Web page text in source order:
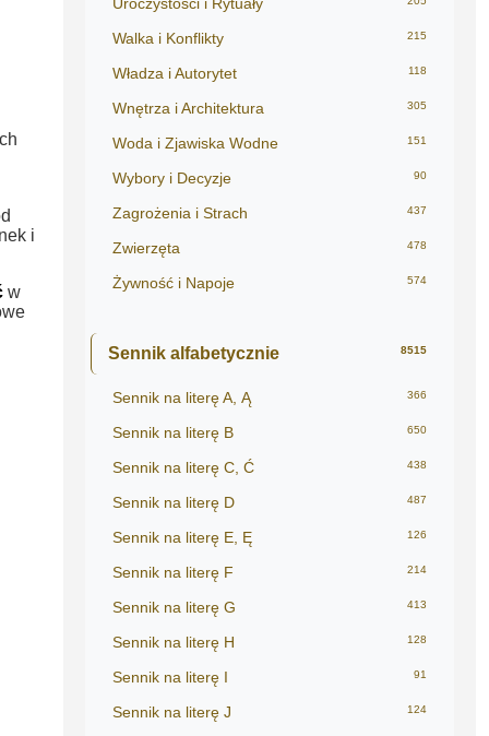
i
w
Walka i Konflikty 215
Władza i Autorytet 118
Wnętrza i Architektura 305
Woda i Zjawiska Wodne 151
Wybory i Decyzje 90
Zagrożenia i Strach 437
Zwierzęta 478
Żywność i Napoje 574
Sennik alfabetycznie 8515
Sennik na literę A, Ą 366
Sennik na literę B 650
Sennik na literę C, Ć 438
Sennik na literę D 487
Sennik na literę E, Ę 126
Sennik na literę F 214
Sennik na literę G 413
Sennik na literę H 128
Sennik na literę I 91
Sennik na literę J 124